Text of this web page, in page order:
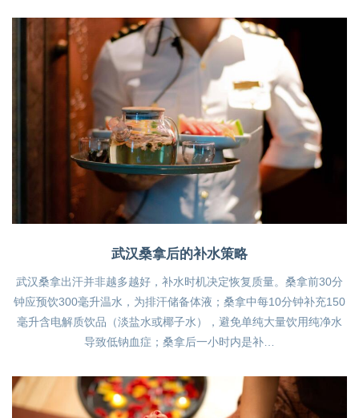
武汉桑拿后的补水策略
武汉桑拿出汗并非越多越好，补水时机决定恢复质量。桑拿前30分
钟应预饮300毫升温水，为排汗储备体液；桑拿中每10分钟补充150
毫升含电解质饮品（淡盐水或椰子水），避免单纯大量饮用纯净水
导致低钠血症；桑拿后一小时内是补…